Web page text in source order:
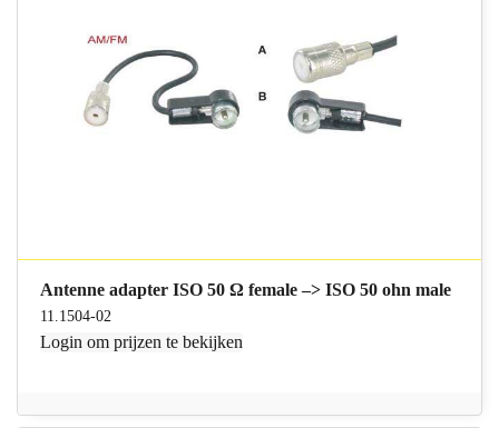
Antenne adapter ISO 50 Ω female –> ISO 50 ohn male
11.1504-02
Login om prijzen te bekijken